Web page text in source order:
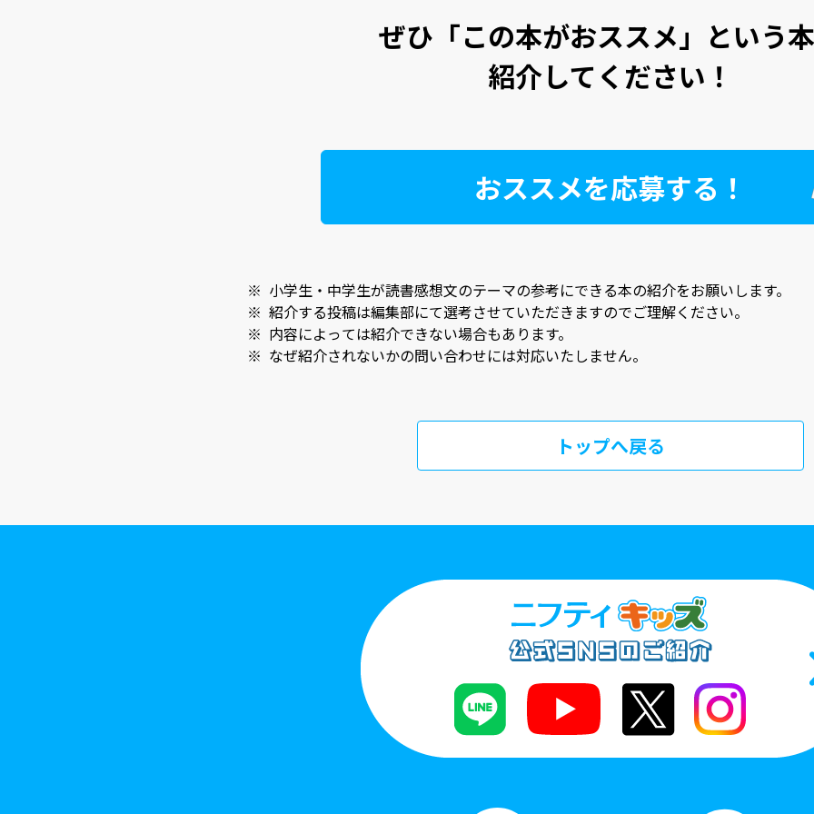
ぜひ「この本がおススメ」という
紹介してください！
おススメを応募する！
※ 小学生・中学生が読書感想文のテーマの参考にできる本の紹介をお願いします。
※ 紹介する投稿は編集部にて選考させていただきますのでご理解ください。
※ 内容によっては紹介できない場合もあります。
※ なぜ紹介されないかの問い合わせには対応いたしません。
トップへ戻る